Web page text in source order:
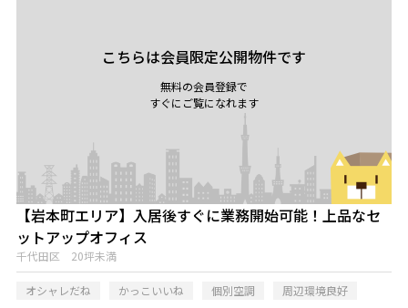
こちらは会員限定公開物件です
無料の会員登録で
すぐにご覧になれます
【岩本町エリア】入居後すぐに業務開始可能！上品なセ
ットアップオフィス
千代田区 20坪未満
オシャレだね かっこいいね 個別空調
周辺環境良好